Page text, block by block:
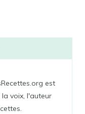
est
voix, l'auteur